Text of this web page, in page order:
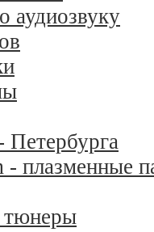
аудиозвуку
плазменные
тюнеры